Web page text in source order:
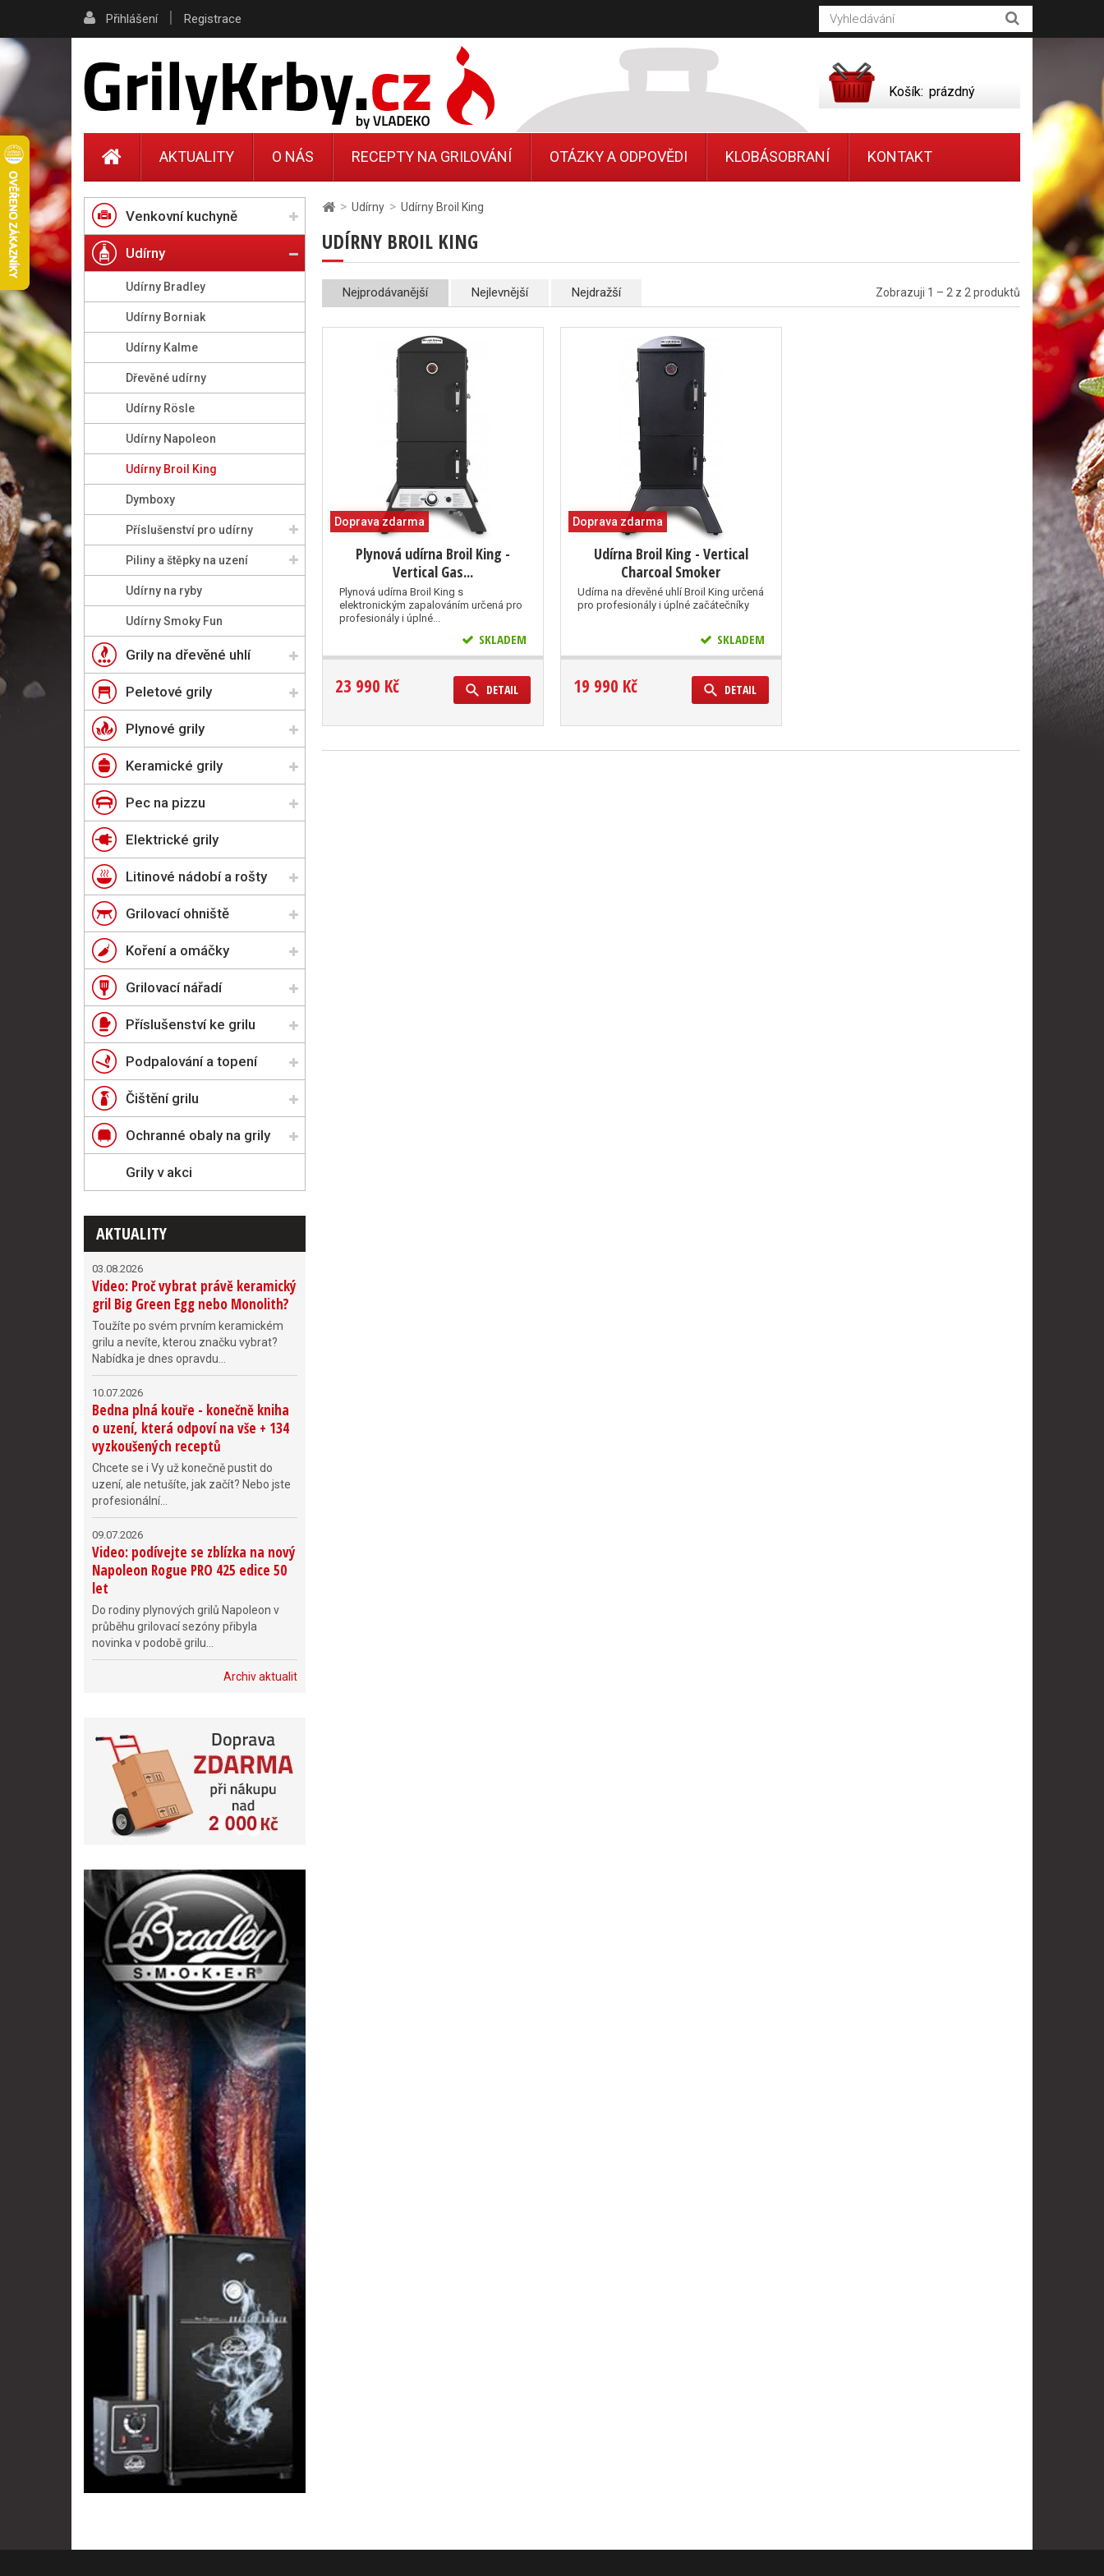
> Udírny > Udírny Broil King
UDÍRNY BROIL KING
Nejprodávanější Nejlevnější Nejdražší Zobrazuji 1 – 2 z 2 produktů
Doprava zdarma
Plynová udírna Broil King -
Vertical Gas...
Plynová udírna Broil King s
elektronickým zapalováním určená pro
profesionály i úplné...
SKLADEM
23 990 Kč DETAIL
Doprava zdarma
Udírna Broil King - Vertical
Charcoal Smoker
Udírna na dřevěné uhlí Broil King určená
pro profesionály i úplné začátečníky
SKLADEM
19 990 Kč DETAIL
Venkovní kuchyně
Udírny
Udírny Bradley
Udírny Borniak
Udírny Kalme
Dřevěné udírny
Udírny Rösle
Udírny Napoleon
Udírny Broil King
Dymboxy
Příslušenství pro udírny
Piliny a štěpky na uzení
Udírny na ryby
Udírny Smoky Fun
Grily na dřevěné uhlí
Peletové grily
Plynové grily
Keramické grily
Pec na pizzu
Elektrické grily
Litinové nádobí a rošty
Grilovací ohniště
Koření a omáčky
Grilovací nářadí
Příslušenství ke grilu
Podpalování a topení
Čištění grilu
Ochranné obaly na grily
Grily v akci
AKTUALITY
03.08.2026
Video: Proč vybrat právě keramický
gril Big Green Egg nebo Monolith?
Toužíte po svém prvním keramickém
grilu a nevíte, kterou značku vybrat?
Nabídka je dnes opravdu...
10.07.2026
Bedna plná kouře - konečně kniha
o uzení, která odpoví na vše + 134
vyzkoušených receptů
Chcete se i Vy už konečně pustit do
uzení, ale netušíte, jak začít? Nebo jste
profesionální...
09.07.2026
Video: podívejte se zblízka na nový
Napoleon Rogue PRO 425 edice 50
let
Do rodiny plynových grilů Napoleon v
průběhu grilovací sezóny přibyla
novinka v podobě grilu...
Archiv aktualit
Přihlášení | Registrace
Košík: prázdný
AKTUALITY O NÁS RECEPTY NA GRILOVÁNÍ OTÁZKY A ODPOVĚDI KLOBÁSOBRANÍ KONTAKT